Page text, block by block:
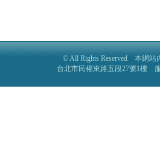
© All Rights Reserved 本網站
台北市民權東路五段27號1樓